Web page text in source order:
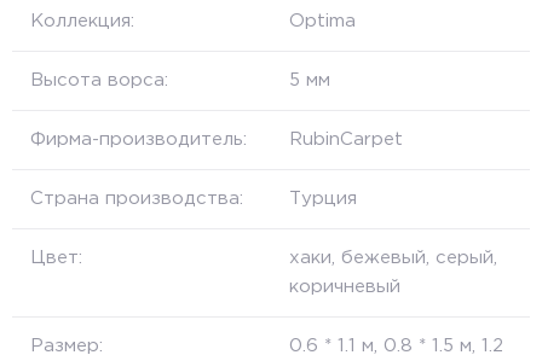
Коллекция: Optima
Высота ворса: 5 мм
Фирма-производитель: RubinCarpet
Страна производства: Турция
Цвет:
хаки, бежевый, серый,
коричневый
Размер:
0.6 * 1.1 м, 0.8 * 1.5 м, 1.2